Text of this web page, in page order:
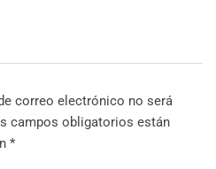
correo electrónico no será
campos obligatorios están
*